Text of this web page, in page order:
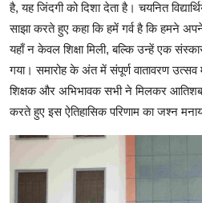
है, यह जिंदगी को दिशा देता है। चयनित
साझा करते हुए कहा कि हमें गर्व है कि हमने
यहाँ न केवल शिक्षा मिली, बल्कि उन्हें एक
गया। समारोह के अंत में संपूर्ण वातावरण उत्सव
शिक्षक और अभिभावक सभी ने मिलकर
करते हुए इस ऐतिहासिक परिणाम का जश्न